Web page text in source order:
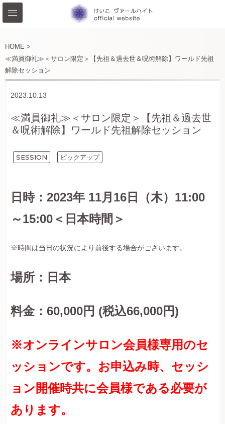
HOME >
≪満員御礼≫＜サロン限定＞【先祖＆過去世＆呪術解除】ワールド先祖
解除セッション
2023.10.13
≪満員御礼≫＜サロン限定＞【先祖＆過去世
＆呪術解除】ワールド先祖解除セッション
SESSION ピックアップ
日時：2023年 11月16日（木）11:00
～15:00＜日本時間＞
※時間は当日の状況により前後する場合がございます。
場所：日本
料金：60,000円 (税込66,000円)
※オンラインサロン会員様専用のセ
ッションです。お申込み時、セッシ
ョン開催時共に会員様である必要が
あります。